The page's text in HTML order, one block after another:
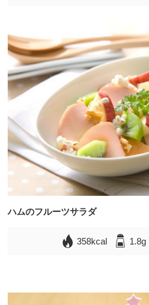
ハムのフルーツサラダ
358kcal 1.8g